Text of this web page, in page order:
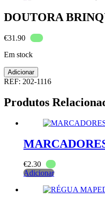
DOUTORA
€31.90
Em stock
Quantidade
de
BRINQUEDOS-
BOLSA
VIAGEM
Adicionar
REF: 202-1116
Produtos
€2.30
Adicionar